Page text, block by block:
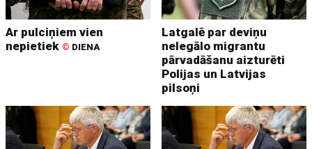
Ar pulciņiem vien
nepietiek © DIENA
Latgalē par deviņu
nelegālo migrantu
pārvadāšanu aizturēti
Polijas un Latvijas
pilsoņi